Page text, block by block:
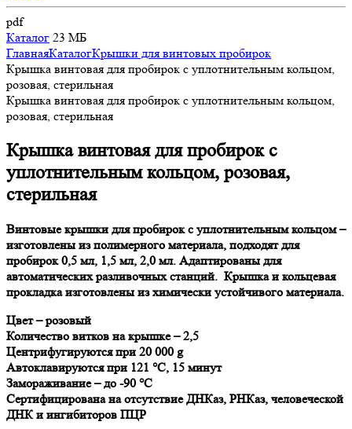
pdf
Каталог 23 МБ
ГлавнаяКаталогКрышки для винтовых пробирок
Крышка винтовая для пробирок с уплотнительным кольцом,
розовая, стерильная
Крышка винтовая для пробирок с уплотнительным кольцом,
розовая, стерильная
Крышка винтовая для пробирок с
уплотнительным кольцом, розовая,
стерильная
Винтовые крышки для пробирок с уплотнительным кольцом –
изготовлены из полимерного материала, подходят для
пробирок 0,5 мл, 1,5 мл, 2,0 мл. Адаптированы для
автоматических разливочных станций. Крышка и кольцевая
прокладка изготовлены из химически устойчивого материала.
Цвет – розовый
Количество витков на крышке – 2,5
Центрифугируются при 20 000 g
Автоклавируются при 121 °C, 15 минут
Замораживание – до -90 °C
Сертифицирована на отсутствие ДНКаз, РНКаз, человеческой
ДНК и ингибиторов ПЦР